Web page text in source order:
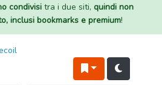
condivisi tra i due siti, quindi non
inclusi bookmarks e premium!